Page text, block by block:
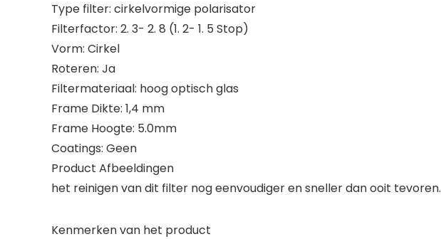
Type filter: cirkelvormige polarisator
Filterfactor: 2. 3- 2. 8 (1. 2- 1. 5 Stop)
Vorm: Cirkel
Roteren: Ja
Filtermateriaal: hoog optisch glas
Frame Dikte: 1,4 mm
Frame Hoogte: 5.0mm
Coatings: Geen
Product Afbeeldingen
het reinigen van dit filter nog eenvoudiger en sneller dan ooit tevoren.
Kenmerken van het product